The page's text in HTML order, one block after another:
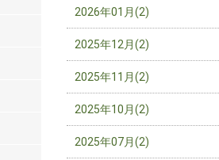
2026年01月(2)
2025年12月(2)
2025年11月(2)
2025年10月(2)
2025年07月(2)